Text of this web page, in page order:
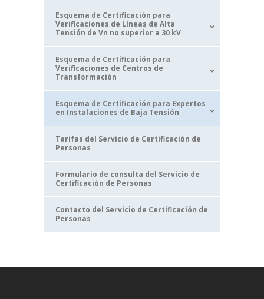
Esquema de Certificación para
Verificaciones de Líneas de Alta
Tensión de Vn no superior a 30 kV
Esquema de Certificación para
Verificaciones de Centros de
Transformación
Esquema de Certificación para Expertos
en Instalaciones de Baja Tensión
Tarifas del Servicio de Certificación de
Personas
Formulario de consulta del Servicio de
Certificación de Personas
Contacto del Servicio de Certificación de
Personas